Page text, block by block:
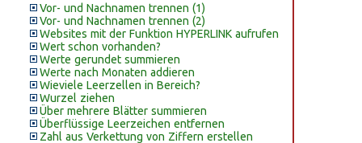
Vor- und Nachnamen trennen (1)
Vor- und Nachnamen trennen (2)
Websites mit der Funktion HYPERLINK aufrufen
Wert schon vorhanden?
Werte gerundet summieren
Werte nach Monaten addieren
Wieviele Leerzellen in Bereich?
Wurzel ziehen
Über mehrere Blätter summieren
Überflüssige Leerzeichen entfernen
Zahl aus Verkettung von Ziffern erstellen